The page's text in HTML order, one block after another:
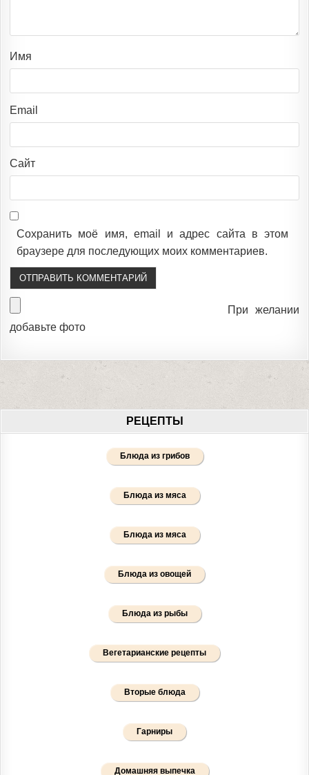
Имя
Email
Сайт
Сохранить моё имя, email и адрес сайта в этом
браузере для последующих моих комментариев.
При желании
добавьте фото
РЕЦЕПТЫ
Блюда из грибов
Блюда из мяса
Блюда из мяса
Блюда из овощей
Блюда из рыбы
Вегетарианские рецепты
Вторые блюда
Гарниры
Домашняя выпечка